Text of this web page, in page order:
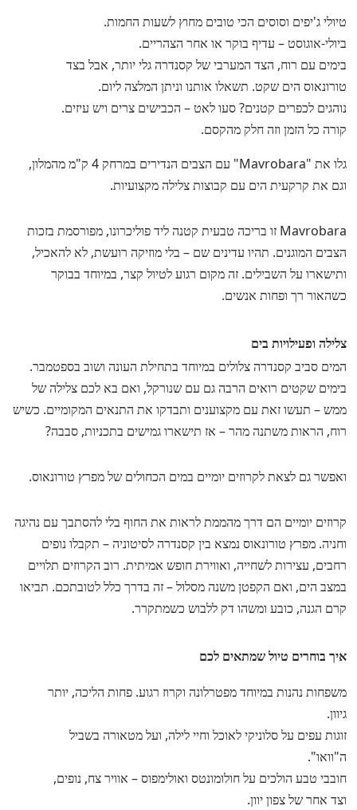
טיולי ג'יפים וסוסים הכי טובים מחוץ לשעות החמות.
ביולי-אוגוסט – עדיף בוקר או אחר הצהריים.
בימים עם רוח, הצד המערבי של קסנדרה גלי יותר, אבל בצד
טורונאוס הים שקט. תשאלו אותנו וניתן המלצה ליום.
נוהגים לכפרים קטנים? סעו לאט – הכבישים צרים ויש עיזים.
קורה כל הזמן וזה חלק מהקסם.
גלו את Mavrobara
עם הצבים הנדירים במרחק 4 ק"מ מהמלון,
וגם את קרקעית הים עם קבוצות צלילה מקצועיות.
Mavrobara זו בריכה טבעית קטנה ליד פוליכרונו, מפורסמת בזכות
הצבים המוגנים. תהיו עדינים שם – בלי מוזיקה רועשת, לא להאכיל,
ותישארו על השבילים. זה מקום רגוע לטיול קצר, במיוחד בבוקר
כשהאור רך ופחות אנשים.
צלילה ופעילויות בים
המים סביב קסנדרה צלולים במיוחד בתחילת העונה ושוב בספטמבר.
בימים שקטים רואים הרבה גם עם שנורקל, ואם בא לכם צלילה של
ממש – תעשו זאת עם מקצוענים ותבדקו את התנאים המקומיים. כשיש
רוח, הראות משתנה מהר – אז תישארו גמישים בתכניות, סבבה?
ואפשר גם לצאת לקרוזים יומיים במים הכחולים של מפרץ טורונאוס.
קרוזים יומיים הם דרך מהממת לראות את החוף בלי להסתבך עם נהיגה
וחניה. מפרץ טורונאוס נמצא בין קסנדרה לסיטוניה – תקבלו נופים
רחבים, עצירות לשחייה, ואווירת חופש אמיתית. רוב הקרוזים תלויים
במצב הים, ואם הקפטן משנה מסלול – זה בדרך כלל לטובתכם. תביאו
קרם הגנה, כובע ומשהו דק ללבוש כשמתקרר.
איך בוחרים טיול שמתאים לכם
משפחות נהנות במיוחד מפטרלונה וקרוז רגוע. פחות הליכה, יותר
גיוון.
זוגות עפים על סלוניקי לאוכל וחיי לילה, ועל מטאורה בשביל
ה"וואו".
חובבי טבע הולכים על חולומונטס ואולימפוס – אוויר צח, נופים,
וצד אחר של צפון יוון.